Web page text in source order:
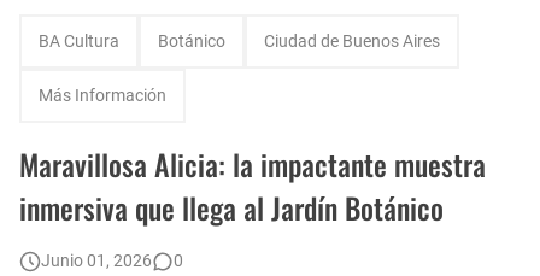
BA Cultura Botánico Ciudad de Buenos Aires
Más Información
Maravillosa Alicia: la impactante muestra
inmersiva que llega al Jardín Botánico
Junio 01, 2026 0